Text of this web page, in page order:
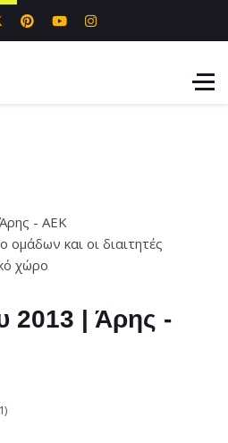
και οι διαιτητές
χώρο
2013 | Άρης -